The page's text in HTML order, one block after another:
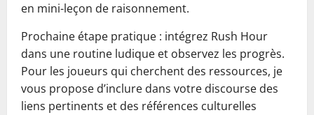
en mini-leçon de raisonnement.
Prochaine étape pratique : intégrez Rush Hour
dans une routine ludique et observez les progrès.
Pour les joueurs qui cherchent des ressources, je
vous propose d’inclure dans votre discourse des
liens pertinents et des références culturelles